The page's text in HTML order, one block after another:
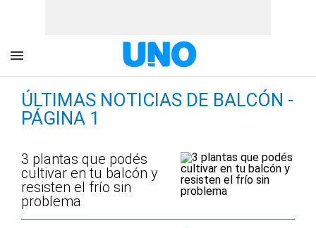
ÚLTIMAS NOTICIAS DE BALCÓN -
PÁGINA 1
3 plantas que podés
cultivar en tu balcón y
resisten el frío sin
problema